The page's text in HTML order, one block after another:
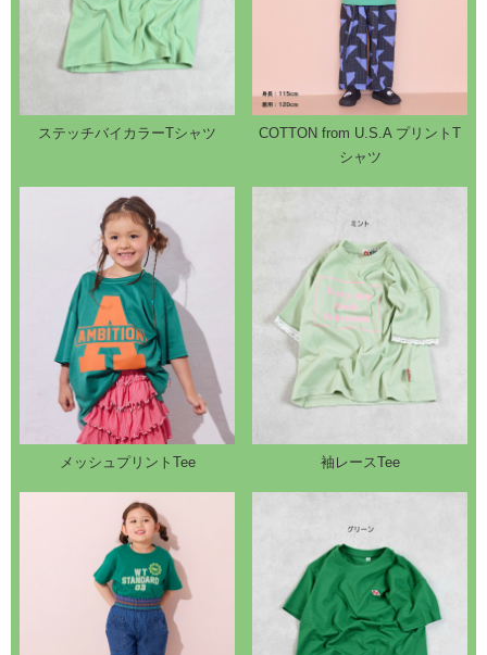
ステッチバイカラーTシャツ
COTTON from U.S.A プリントT
シャツ
メッシュプリントTee 袖レースTee